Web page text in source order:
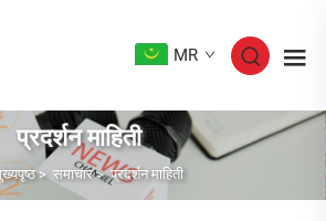
MR
प्रदर्शन माहिती
> समाचार>प्रदर्शन माहिती